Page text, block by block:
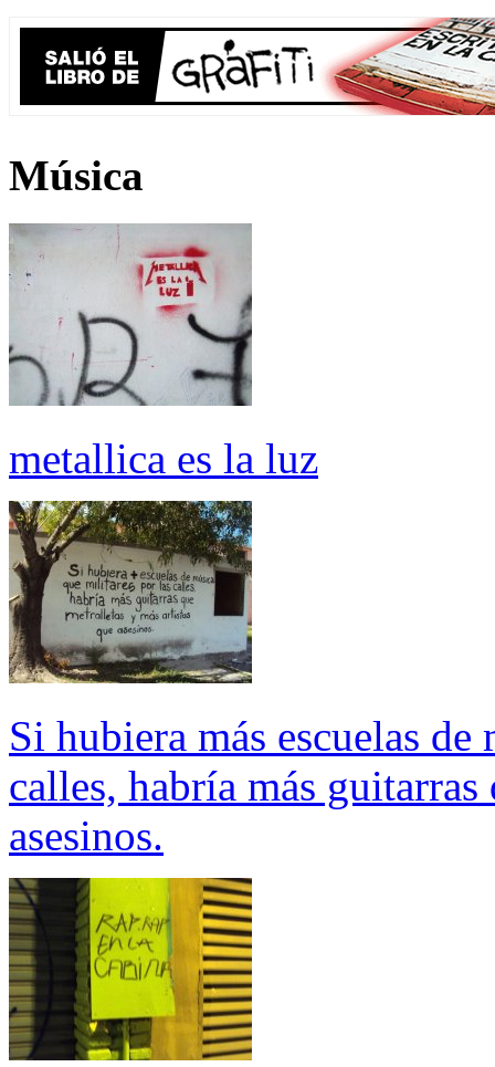
Música
metallica es la luz
Si hubiera más escuelas
calles, habría más
asesinos.